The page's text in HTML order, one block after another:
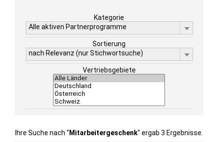
Kategorie
Alle aktiven Partnerprogramme
Sortierung
nach Relevanz (nur Stichwortsuche)
Vertriebsgebiete
Ihre Suche nach " Mitarbeitergeschenk" ergab 3 Ergebnisse.